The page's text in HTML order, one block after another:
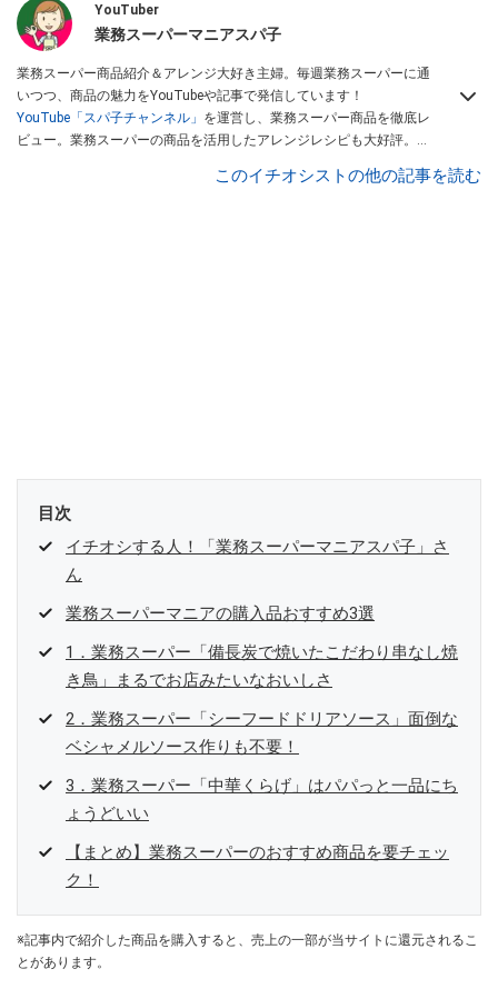
YouTuber
業務スーパーマニアスパ子
業務スーパー商品紹介＆アレンジ大好き主婦。毎週業務スーパーに通
いつつ、商品の魅力をYouTubeや記事で発信しています！
YouTube「スパ子チャンネル」 を運営し、業務スーパー商品を徹底レ
ビュー。業務スーパーの商品を活用したアレンジレシピも大好評。時
このイチオシストの他の記事を読む
目次
イチオシする人！「業務スーパーマニアスパ子」さ
ん
業務スーパーマニアの購入品おすすめ3選
1．業務スーパー「備長炭で焼いたこだわり串なし焼
き鳥」まるでお店みたいなおいしさ
2．業務スーパー「シーフードドリアソース」面倒な
ベシャメルソース作りも不要！
3．業務スーパー「中華くらげ」はパパっと一品にち
ょうどいい
【まとめ】業務スーパーのおすすめ商品を要チェッ
ク！
※記事内で紹介した商品を購入すると、売上の一部が当サイトに還元されるこ
とがあります。